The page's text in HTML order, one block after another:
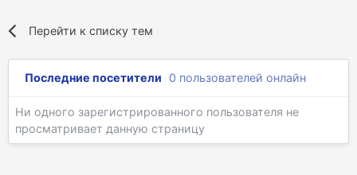
Перейти к списку тем
Последние посетители 0 пользователей онлайн
Ни одного зарегистрированного пользователя не
просматривает данную страницу